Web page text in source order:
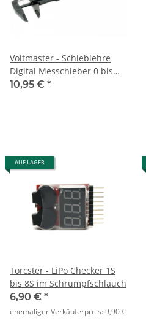
Voltmaster - Schieblehre
Digital Messchieber 0 bis
150mm Carbon Edition
10,95 € *
AUF LAGER
Torcster - LiPo Checker 1S
bis 8S im Schrumpfschlauch
6,90 € *
ehemaliger Verkäuferpreis:9,90 €